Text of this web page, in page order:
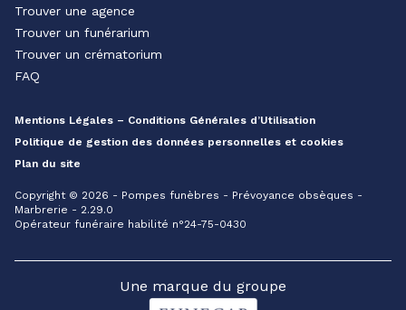
Trouver une agence
Trouver un funérarium
Trouver un crématorium
FAQ
Mentions Légales – Conditions Générales d’Utilisation
Politique de gestion des données personnelles et cookies
Plan du site
Copyright © 2026 - Pompes funèbres - Prévoyance obsèques -
Marbrerie - 2.29.0
Opérateur funéraire habilité n°24-75-0430
Une marque du groupe